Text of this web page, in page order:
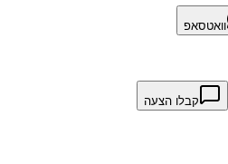
וואטסאפ
קבלו הצעה